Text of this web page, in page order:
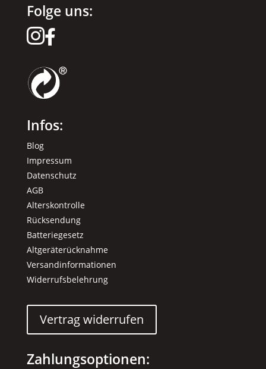
Folge uns:

Infos:
Blog
Impressum
Datenschutz
AGB
Alterskontrolle
Rücksendung
Batteriegesetz
Altgeräterücknahme
Versandinformationen
Widerrufsbelehrung
Vertrag widerrufen
Zahlungsoptionen: